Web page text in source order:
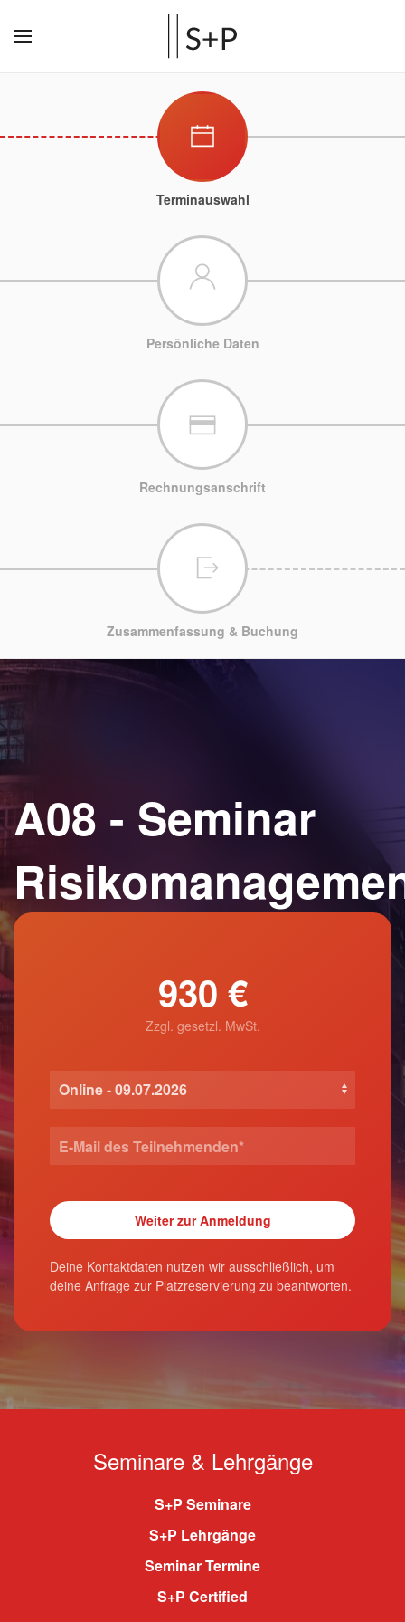
Terminauswahl
Persönliche Daten
Rechnungsanschrift
Zusammenfassung & Buchung
A08 - Seminar
930 €
Zzgl. gesetzl. MwSt.
Deine Kontaktdaten nutzen wir ausschließlich, um
deine Anfrage zur Platzreservierung zu beantworten.
Seminare & Lehrgänge
S+P Seminare
S+P Lehrgänge
Seminar Termine
S+P Certified